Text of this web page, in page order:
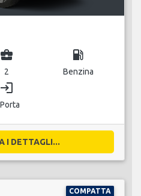
business_center
2
local_gas_station
Benzina
login
I DETTAGLI...
COMPATTA